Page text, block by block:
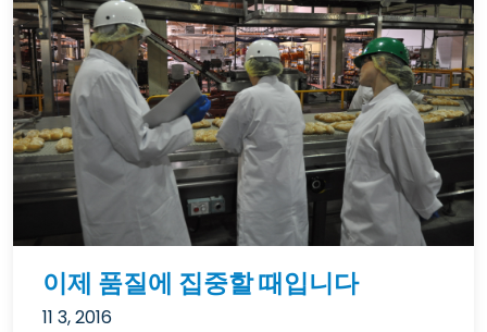
이제 품질에 집중할 때입니다
11 3, 2016